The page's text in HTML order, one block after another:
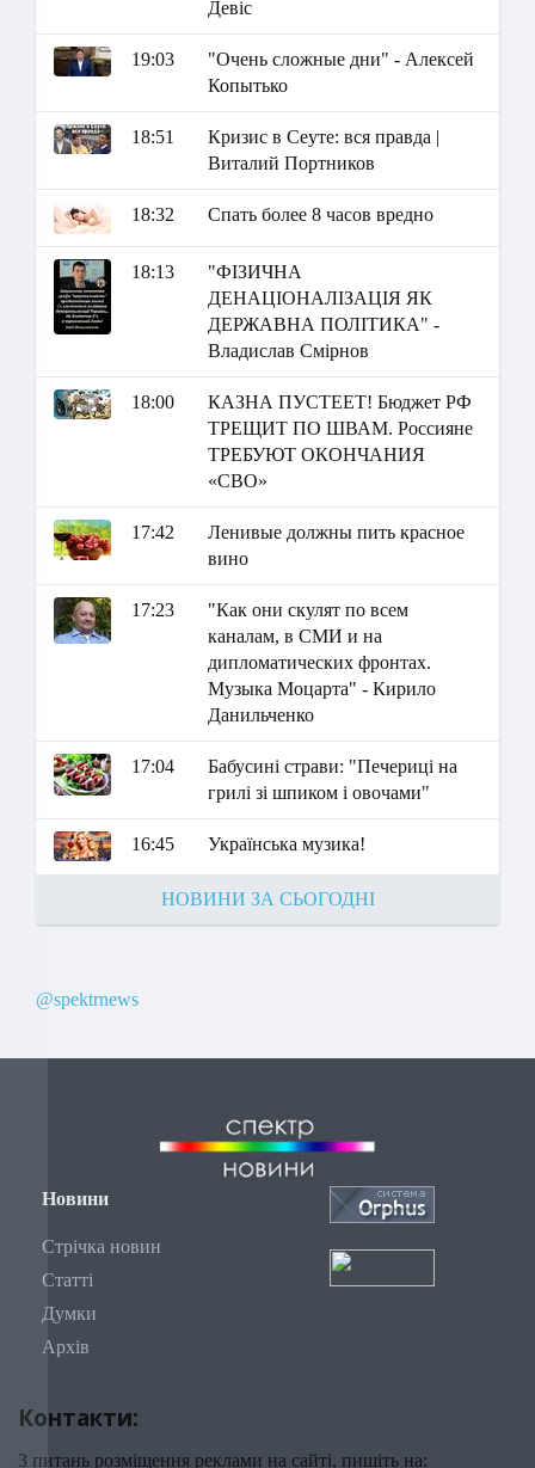
Девіс
19:03
"Очень сложные дни" - Алексей
Копытько
18:51
Кризис в Сеуте: вся правда |
Виталий Портников
18:32 Спать более 8 часов вредно
18:13
"ФІЗИЧНА
ДЕНАЦІОНАЛІЗАЦІЯ ЯК
ДЕРЖАВНА ПОЛІТИКА" -
Владислав Смірнов
18:00
КАЗНА ПУСТЕЕТ! Бюджет РФ
ТРЕЩИТ ПО ШВАМ. Россияне
ТРЕБУЮТ ОКОНЧАНИЯ
«СВО»
17:42
Ленивые должны пить красное
вино
17:23
"Как они скулят по всем
каналам, в СМИ и на
дипломатических фронтах.
Музыка Моцарта" - Кирило
Данильченко
17:04
Бабусині страви: "Печериці на
грилі зі шпиком і овочами"
16:45 Українська музика!
НОВИНИ ЗА СЬОГОДНІ
@spektrnews
Новини
Стрічка новин
Статті
Думки
Архів
Контакти:
З питань розміщення реклами на сайті, пишіть на: